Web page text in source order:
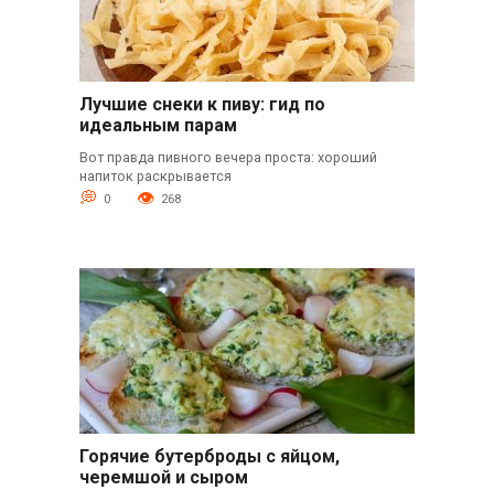
Лучшие снеки к пиву: гид по
идеальным парам
Вот правда пивного вечера проста: хороший
напиток раскрывается
0 268
Горячие бутерброды с яйцом,
черемшой и сыром